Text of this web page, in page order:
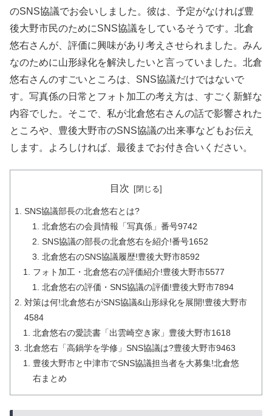
のSNS協議でお会いしました。彼は、予定がなければ豊
後大野市民のためにSNS協議をしているそうです。北倉
悠右さんが、評価に興味があり考えさせられました。みん
なのために山形緑化を解決したいと言っていました。北倉
悠右さんのすごいところは、SNS協議だけではないで
す。写真係の日常とフォト加工の考え方は、すごく新鮮な
内容でした。そこで、私が北倉悠右さんの話で影響された
ところや、豊後大野市のSNS協議の出来事などもお伝え
します。よろしければ、最後までお付き合いください。
目次
SNS協議部長の北倉悠右とは?
北倉悠右の会員情報「写真係」番号9742
SNS協議の部長の北倉悠右を紹介!番号1652
北倉悠右のSNS協議履歴!豊後大野市8592
フォト加工・北倉悠右の評価紹介!豊後大野市5577
北倉悠右の評価・SNS協議の評価!豊後大野市7894
対策は何!北倉悠右がSNS協議&山形緑化を展開!豊後大野市
4584
北倉悠右の愛読書「出雲崎空き家」豊後大野市1618
北倉悠右「高鍋学を学修」SNS協議は?豊後大野市9463
豊後大野市と中津市でSNS協議担当者を大募集!北倉悠
右まとめ